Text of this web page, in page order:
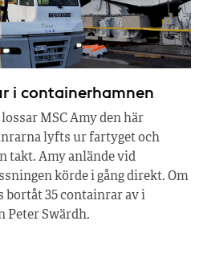
i containerhamnen
MSC Amy den här
lyfts ur fartyget och
takt. Amy anlände vid
körde i gång direkt. Om
35 containrar av i
Peter Swärdh.